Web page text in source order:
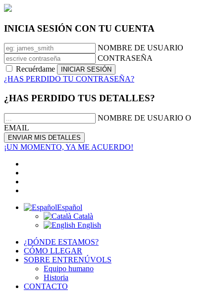
INICIA SESIÓN CON TU CUENTA
NOMBRE DE USUARIO
CONTRASEÑA
Recuérdame
¿HAS PERDIDO TU CONTRASEÑA?
¿HAS PERDIDO TUS DETALLES?
NOMBRE DE USUARIO O
EMAIL
¡UN MOMENTO, YA ME ACUERDO!
Español
Català
English
¿DÓNDE ESTAMOS?
CÓMO LLEGAR
SOBRE ENTRENÚVOLS
Equipo humano
Historia
CONTACTO